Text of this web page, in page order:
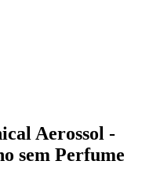
Aerossol -
sem Perfume